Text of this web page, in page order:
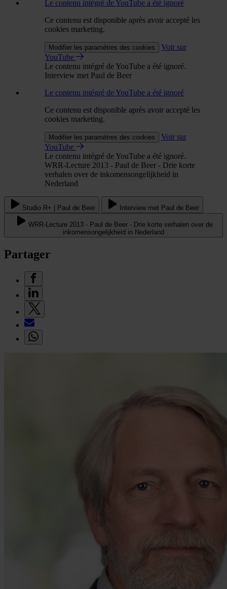
Le contenu intégré de YouTube a été ignoré
Ce contenu est disponible après avoir accepté les
cookies marketing.
Modifier les paramètres des cookies
Voir sur
YouTube
Le contenu intégré de YouTube a été ignoré.
Interview met Paul de Beer
Le contenu intégré de YouTube a été ignoré
Ce contenu est disponible après avoir accepté les
cookies marketing.
Modifier les paramètres des cookies
Voir sur
YouTube
Le contenu intégré de YouTube a été ignoré.
WRR-Lecture 2013 - Paul de Beer - Drie korte
verhalen over de inkomensongelijkheid in
Nederland
Studio R+ | Paul de Beer Interview met Paul de Beer
WRR-Lecture 2013 - Paul de Beer - Drie korte verhalen over de
inkomensongelijkheid in Nederland
Partager